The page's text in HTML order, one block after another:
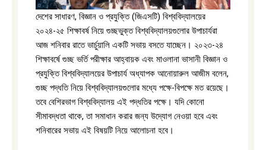
দেশের সাধারণ, বিজ্ঞান ও প্রযুক্তি (জিএসটি) বিশ্ববিদ্যালয়ের
২০২৪-২৫ শিক্ষাবর্ষ নিয়ে গুচ্ছভুক্ত বিশ্ববিদ্যালয়গুলোর উপাচার্যরা
আজ শনিবার রাতে ভার্চুয়ালি একটি সভায় বসতে যাচ্ছেন। ২০২৩-২৪
শিক্ষাবর্ষে গুচ্ছ ভর্তি পরীক্ষার আহ্বায়ক এবং মাওলানা ভাসানী বিজ্ঞান ও
প্রযুক্তি বিশ্ববিদ্যালয়ের উপাচার্য অধ্যাপক আনোয়ারুল আজীম বলেন,
গুচ্ছ পদ্ধতি নিয়ে বিশ্ববিদ্যালয়গুলোর মধ্যে পক্ষে-বিপক্ষে মত রয়েছে।
তবে বেশিরভাগ বিশ্ববিদ্যালয় এই পদ্ধতির পক্ষে। যদি কোনো
সীমাবদ্ধতা থাকে, তা সমাধান করার জন্য উদ্যোগ নেওয়া হবে এবং
শনিবারের সভায় এই বিষয়টি নিয়ে আলোচনা হবে।